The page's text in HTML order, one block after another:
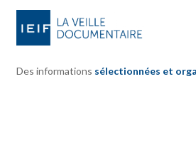
Des informations sélectionnées et